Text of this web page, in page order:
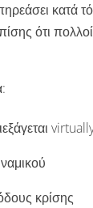
κατά
ότι
κρίσης